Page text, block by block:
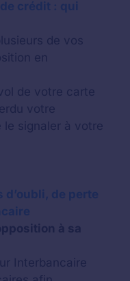
crédit : qui
de vos
en
de votre carte
votre
signaler à votre
d’oubli, de perte
à sa
Interbancaire